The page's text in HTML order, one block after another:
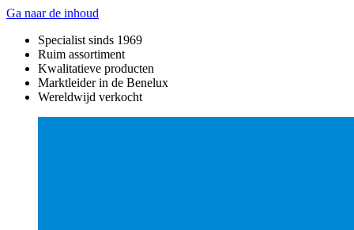
Ga naar de inhoud
Specialist sinds 1969
Ruim assortiment
Kwalitatieve producten
Marktleider in de Benelux
Wereldwijd verkocht